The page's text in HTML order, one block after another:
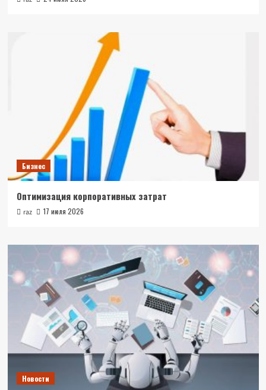
Бизнес
Оптимизация корпоративных затрат
raz 17 июля 2026
Новости